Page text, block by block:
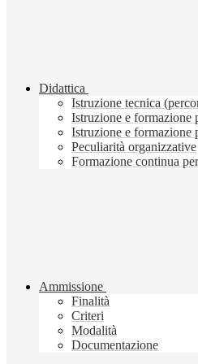
Didattica
Istruzione tecnica
Istruzione e formazione
Istruzione e formazione
Peculiarità organizzative
Formazione continua
Ammissione
Finalità
Criteri
Modalità
Documentazione